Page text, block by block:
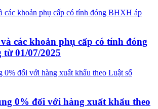
các khoản phụ cấp có tính đóng
01/07/2025
0% đối với hàng xuất khẩu theo